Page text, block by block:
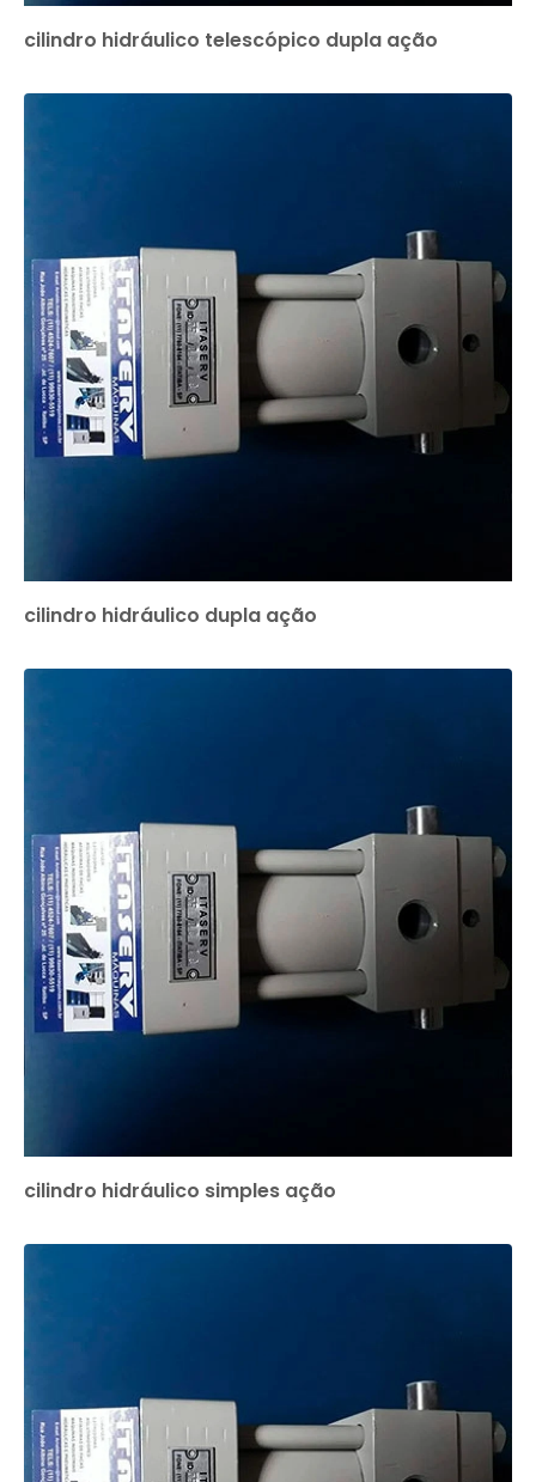
cilindro hidráulico telescópico dupla ação
cilindro hidráulico dupla ação
cilindro hidráulico simples ação